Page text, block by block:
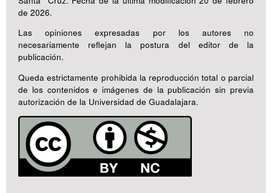
de 2026.
Las opiniones expresadas por los autores no
necesariamente reflejan la postura del editor de la
publicación.
Queda estrictamente prohibida la reproducción total o parcial
de los contenidos e imágenes de la publicación sin previa
autorización de la Universidad de Guadalajara.